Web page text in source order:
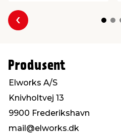
Forrige
Produsent
Elworks A/S
Knivholtvej 13
9900 Frederikshavn
mail@elworks.dk